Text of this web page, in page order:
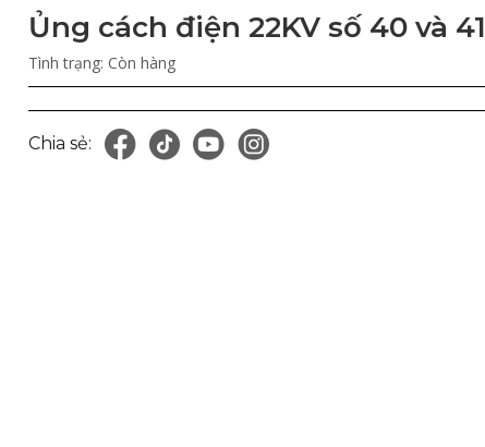
Ủng cách điện 22KV số 40 và 41
Tình trạng: Còn hàng
Chia sẻ: